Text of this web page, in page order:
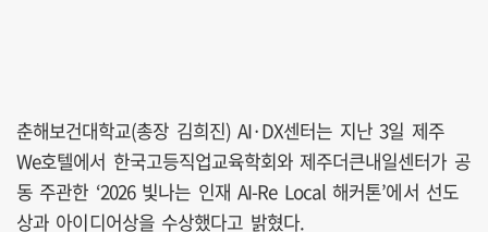
춘해보건대학교(총장 김희진) AI·DX센터는 지난 3일 제주
We호텔에서 한국고등직업교육학회와 제주더큰내일센터가 공
동 주관한 ‘2026 빛나는 인재 AI-Re Local 해커톤’에서 선도
상과 아이디어상을 수상했다고 밝혔다.